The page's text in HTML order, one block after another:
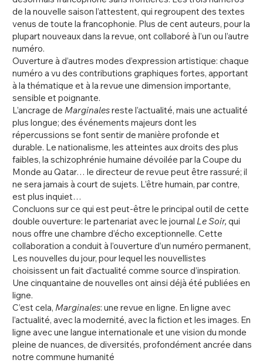
de la nouvelle saison l’attestent, qui regroupent des textes
venus de toute la francophonie. Plus de cent auteurs, pour la
plupart nouveaux dans la revue, ont collaboré à l’un ou l’autre
numéro.
Ouverture à d’autres modes d’expression artistique: chaque
numéro a vu des contributions graphiques fortes, apportant
à la thématique et à la revue une dimension importante,
sensible et poignante.
L’ancrage de Marginalesreste l’actualité, mais une actualité
plus longue; des événements majeurs dont les
répercussions se font sentir de manière profonde et
durable. Le nationalisme, les atteintes aux droits des plus
faibles, la schizophrénie humaine dévoilée par la Coupe du
Monde au Qatar… le directeur de revue peut être rassuré; il
ne sera jamais à court de sujets. L’être humain, par contre,
est plus inquiet…
Concluons sur ce qui est peut-être le principal outil de cette
double ouverture: le partenariat avec le journal Le Soir, qui
nous offre une chambre d’écho exceptionnelle. Cette
collaboration a conduit à l’ouverture d’un numéro permanent,
Les nouvelles du jour, pour lequel les nouvellistes
choisissent un fait d’actualité comme source d’inspiration.
Une cinquantaine de nouvelles ont ainsi déjà été publiées en
ligne.
C’est cela, Marginales: une revue en ligne. En ligne avec
l’actualité, avec la modernité, avec la fiction et les images. En
ligne avec une langue internationale et une vision du monde
pleine de nuances, de diversités, profondément ancrée dans
notre commune humanité